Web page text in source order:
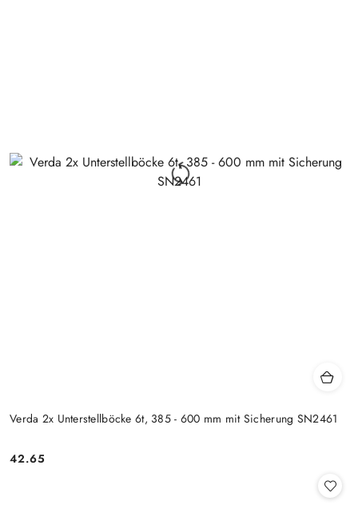
Verda 2x Unterstellböcke 6t, 385 - 600 mm mit Sicherung SN2461
Preis:
42.65